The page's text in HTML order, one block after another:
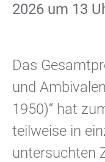
2026 um 13
Das
und
1950)“ hat
teilweise in
untersuchten